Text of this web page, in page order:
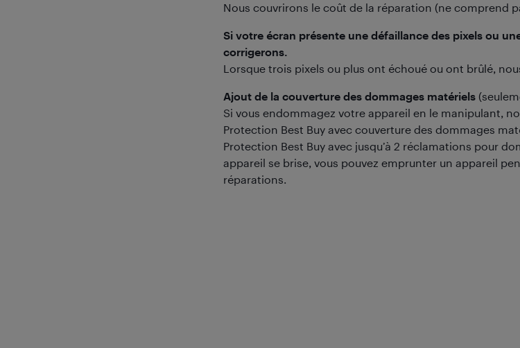
Nous couvrirons le coût de la réparation (ne comprend
Si votre écran présente une défaillance des pixels ou
corrigerons.
Lorsque trois pixels ou plus ont échoué ou ont brûlé,
Ajout de la couverture des dommages matériels
Si vous endommagez votre appareil en le manipulant,
Protection Best Buy avec couverture des dommages
Protection Best Buy avec jusqu’à 2 réclamations pour
appareil se brise, vous pouvez emprunter un appareil
réparations.